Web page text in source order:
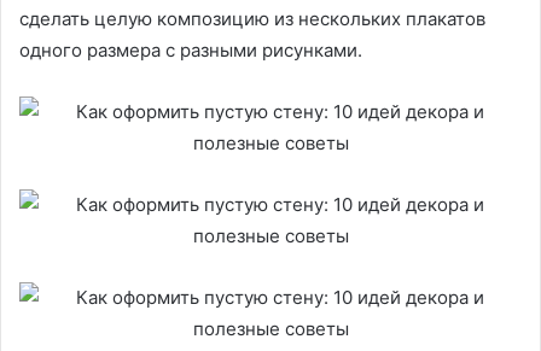
сделать целую композицию из нескольких плакатов
одного размера с разными рисунками.